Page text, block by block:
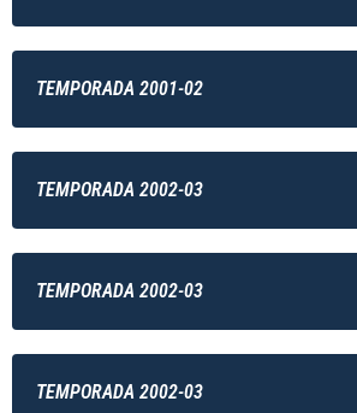
TEMPORADA 2001-02
TEMPORADA 2002-03
TEMPORADA 2002-03
TEMPORADA 2002-03